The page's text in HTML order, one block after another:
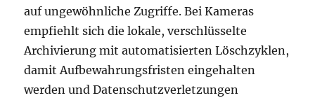
auf ungewöhnliche Zugriffe. Bei Kameras
empfiehlt sich die lokale, verschlüsselte
Archivierung mit automatisierten Löschzyklen,
damit Aufbewahrungsfristen eingehalten
werden und Datenschutzverletzungen